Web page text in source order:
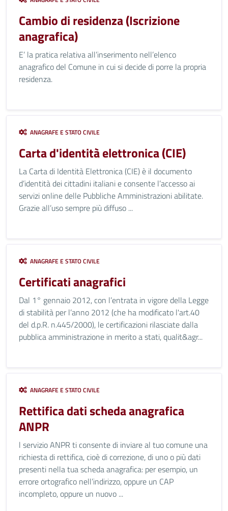
Cambio di residenza (Iscrizione
anagrafica)
E’ la pratica relativa all’inserimento nell’elenco
anagrafico del Comune in cui si decide di porre la propria
residenza.
ANAGRAFE E STATO CIVILE
Carta d'identità elettronica (CIE)
La Carta di Identità Elettronica (CIE) è il documento
d’identità dei cittadini italiani e consente l’accesso ai
servizi online delle Pubbliche Amministrazioni abilitate.
Grazie all’uso sempre più diffuso ...
ANAGRAFE E STATO CIVILE
Certificati anagrafici
Dal 1° gennaio 2012, con l’entrata in vigore della Legge
di stabilità per l’anno 2012 (che ha modificato l'art.40
del d.p.R. n.445/2000), le certificazioni rilasciate dalla
pubblica amministrazione in merito a stati, qualit&agr...
ANAGRAFE E STATO CIVILE
Rettifica dati scheda anagrafica
ANPR
l servizio ANPR ti consente di inviare al tuo comune una
richiesta di rettifica, cioè di correzione, di uno o più dati
presenti nella tua scheda anagrafica: per esempio, un
errore ortografico nell’indirizzo, oppure un CAP
incompleto, oppure un nuovo ...